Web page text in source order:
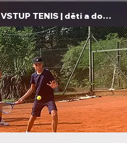
VSTUP TENIS | děti a dospělí